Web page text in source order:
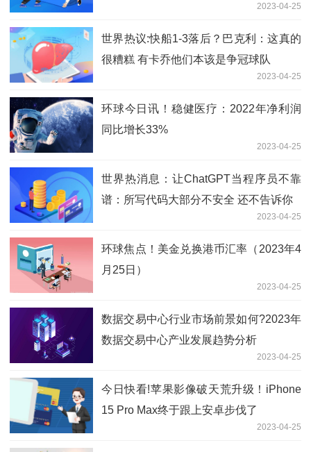
2023-04-25
世界热议:快船1-3落后？巴克利：这真的
很糟糕 有卡乔他们本该是争冠球队
2023-04-25
环球今日讯！稳健医疗：2022年净利润
同比增长33%
2023-04-25
世界热消息：让ChatGPT当程序员不靠
谱：所写代码大部分不安全 还不告诉你
2023-04-25
环球焦点！美金兑换港币汇率（2023年4
月25日）
2023-04-25
数据交易中心行业市场前景如何?2023年
数据交易中心产业发展趋势分析
2023-04-25
今日快看!苹果影像破天荒升级！iPhone
15 Pro Max终于跟上安卓步伐了
2023-04-25